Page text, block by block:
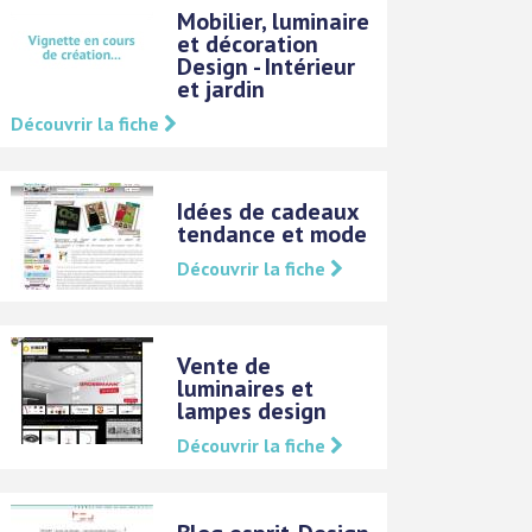
Mobilier, luminaire
et décoration
Design - Intérieur
et jardin
Découvrir la fiche
Idées de cadeaux
tendance et mode
Découvrir la fiche
Vente de
luminaires et
lampes design
Découvrir la fiche